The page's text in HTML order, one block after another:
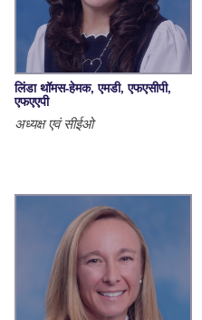
लिंडा थॉमस-हेमक, एमडी, एफएसीपी,
एफएएपी
अध्यक्ष एवं सीईओ